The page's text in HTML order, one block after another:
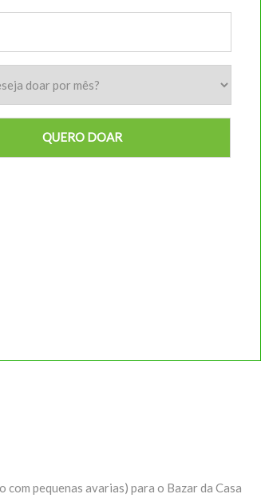
com pequenas avarias) para o Bazar da Casa